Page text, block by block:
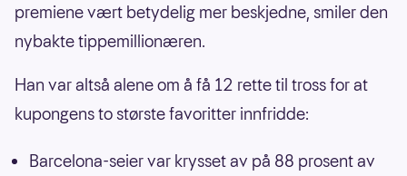
premiene vært betydelig mer beskjedne, smiler den
nybakte tippemillionæren.
Han var altså alene om å få 12 rette til tross for at
kupongens to største favoritter innfridde:
Barcelona-seier var krysset av på 88 prosent av